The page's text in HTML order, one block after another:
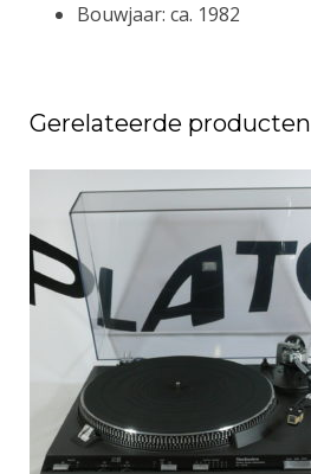
Bouwjaar: ca. 1982
Gerelateerde producten